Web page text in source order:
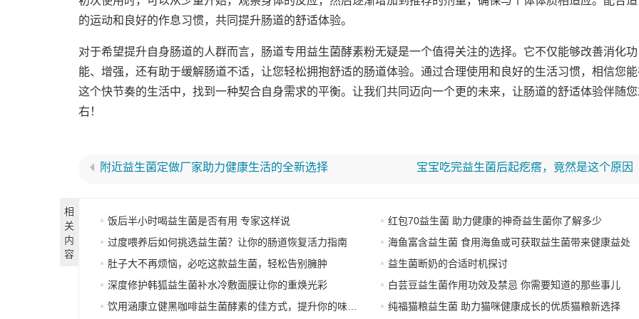
的运动和良好的作息习惯，共同提升肠道的舒适体验。
对于希望提升自身肠道的人群而言，肠道专用益生菌酵素粉无疑是一个值得关注的选择。它不仅能够改善消化功
能、增强，还有助于缓解肠道不适，让您轻松拥抱舒适的肠道体验。通过合理使用和良好的生活习惯，相信您能
这个快节奏的生活中，找到一种契合自身需求的平衡。让我们共同迈向一个更的未来，让肠道的舒适体验伴随您
右！
附近益生菌定做厂家助力健康生活的全新选择 宝宝吃完益生菌后起疙瘩，竟然是这个原因
相
关
内
容
饭后半小时喝益生菌是否有用 专家这样说
红包70益生菌 助力健康的神奇益生菌你了解多少
过度喂养后如何挑选益生菌？让你的肠道恢复活力指南
海鱼富含益生菌 食用海鱼或可获取益生菌带来健康益处
肚子大不再烦恼，必吃这款益生菌，轻松告别臃肿
益生菌断奶的合适时机探讨
深度修护韩狐益生菌补水冷敷面膜让你的重焕光彩
白芸豆益生菌作用功效及禁忌 你需要知道的那些事儿
饮用涵康立健黑咖啡益生菌酵素的佳方式，提升你的味觉体验
纯福猫粮益生菌 助力猫咪健康成长的优质猫粮新选择